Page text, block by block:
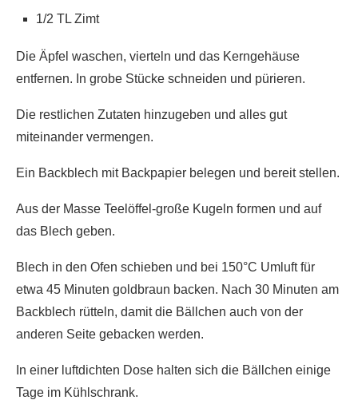
1/2 TL Zimt
Die Äpfel waschen, vierteln und das Kerngehäuse
entfernen. In grobe Stücke schneiden und pürieren.
Die restlichen Zutaten hinzugeben und alles gut
miteinander vermengen.
Ein Backblech mit Backpapier belegen und bereit stellen.
Aus der Masse Teelöffel-große Kugeln formen und auf
das Blech geben.
Blech in den Ofen schieben und bei 150°C Umluft für
etwa 45 Minuten goldbraun backen. Nach 30 Minuten am
Backblech rütteln, damit die Bällchen auch von der
anderen Seite gebacken werden.
In einer luftdichten Dose halten sich die Bällchen einige
Tage im Kühlschrank.